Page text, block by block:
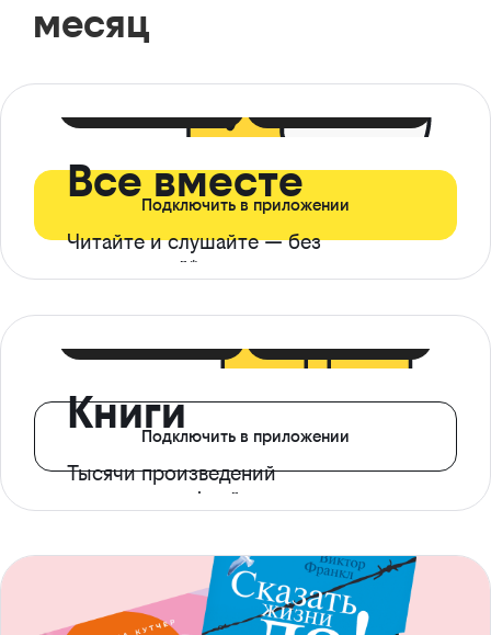
месяц
Все вместе
Читайте и слушайте — без
ограничений*
Подключить в приложении
Книги
Тысячи произведений
с доступом офлайн
Подключить в приложении